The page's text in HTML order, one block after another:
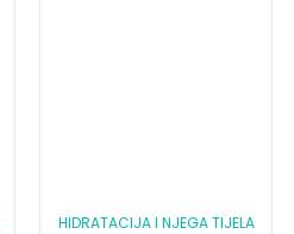
HIDRATACIJA I NJEGA TIJELA